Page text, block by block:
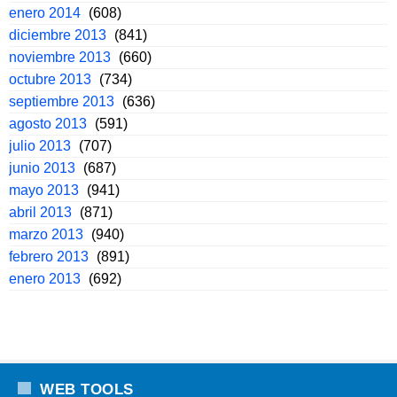
enero 2014 (608)
diciembre 2013 (841)
noviembre 2013 (660)
octubre 2013 (734)
septiembre 2013 (636)
agosto 2013 (591)
julio 2013 (707)
junio 2013 (687)
mayo 2013 (941)
abril 2013 (871)
marzo 2013 (940)
febrero 2013 (891)
enero 2013 (692)
WEB TOOLS